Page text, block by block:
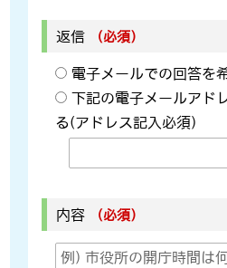
返信 （必須）
電子メールでの回答を
下記の電子メールアド
る(アドレス記入必須)
内容 （必須）